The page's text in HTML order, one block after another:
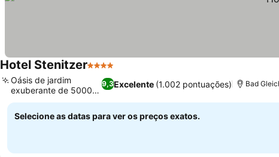
Hotel Stenitzer4 Estrelas
9,3Excelente (1.002 pontuações)
Oásis de jardim
exuberante de 5000
m²
Bad
Selecione as datas para ver os preços exatos.